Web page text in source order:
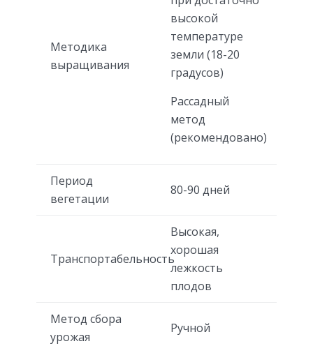
Методика
выращивания
высокой
температуре
земли (18-20
градусов)
Рассадный
метод
(рекомендовано)
Период
вегетации
80-90 дней
Транспортабельность
Высокая,
хорошая
лежкость
плодов
Метод сбора
урожая
Ручной